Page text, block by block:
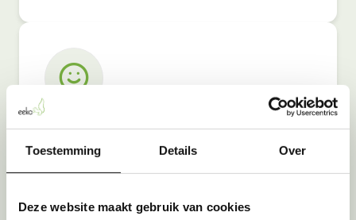
Toestemming Details Over
Deze website maakt gebruik van cookies
Door bij Autodrome Grassere in te leveren,
steunt u: GAIAZOO